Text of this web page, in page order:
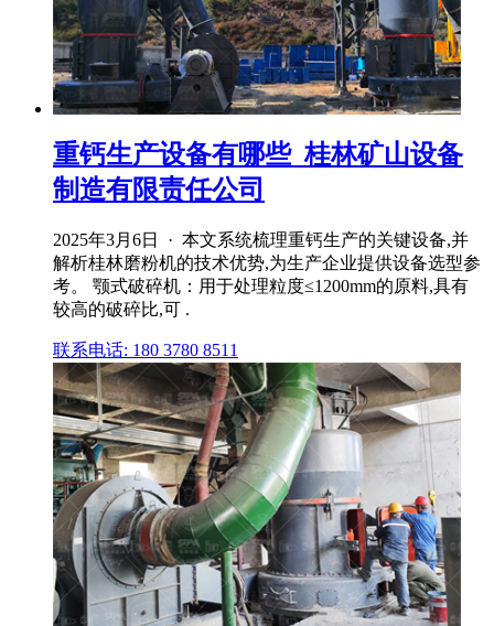
重钙生产设备有哪些_桂林矿山设备
制造有限责任公司
2025年3月6日 · 本文系统梳理重钙生产的关键设备,并
解析桂林磨粉机的技术优势,为生产企业提供设备选型参
考。 颚式破碎机：用于处理粒度≤1200mm的原料,具有
较高的破碎比,可 .
联系电话: 180 3780 8511